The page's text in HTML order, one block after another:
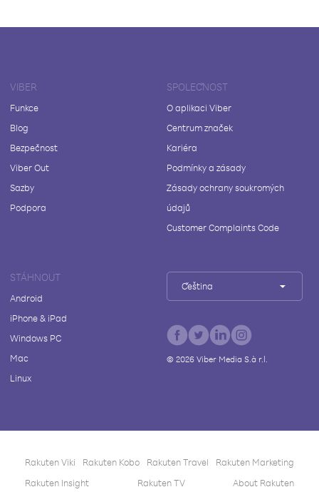
VIBER
Funkce
Blog
Bezpečnost
Viber Out
Sazby
Podpora
SPOLEČNOST
O aplikaci Viber
Centrum značek
Kariéra
Podmínky a zásady
Zásady ochrany soukromých
údajů
Customer Complaints Code
STÁHNOUT
Android
iPhone & iPad
Windows PC
Mac
Linux
Čeština
© 2026Viber Media S.à r.l.
Rakuten Viki Rakuten Kobo Rakuten Travel
Rakuten Marketing
Rakuten Insight
Rakuten TV About Rakuten